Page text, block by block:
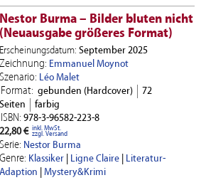
Nestor Burma – Bilder bluten nicht
(Neuausgabe größeres Format)
Erscheinungsdatum: September 2025
Zeichnung: Emmanuel Moynot
Szenario: Léo Malet
Format: gebunden (Hardcover)
72
Seiten
farbig
ISBN: 978-3-96582-223-8
22,80 € inkl. MwSt.
zzgl. Versand
Serie: Nestor Burma
Genre: Klassiker| Ligne Claire|
Literatur-
Adaption
Mystery&Krimi